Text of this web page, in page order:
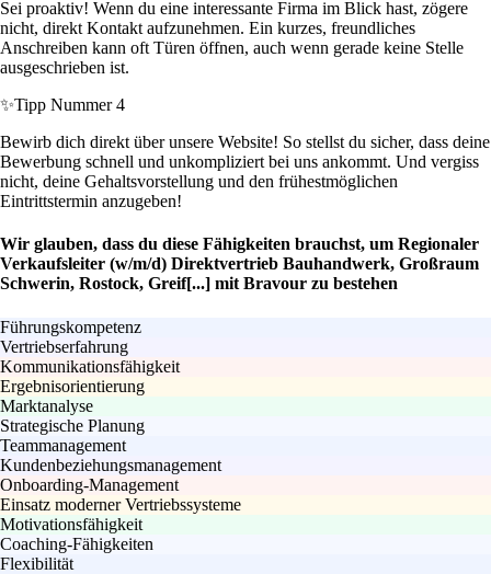
Sei proaktiv! Wenn du eine interessante Firma im Blick hast, zögere
nicht, direkt Kontakt aufzunehmen. Ein kurzes, freundliches
Anschreiben kann oft Türen öffnen, auch wenn gerade keine Stelle
ausgeschrieben ist.
✨Tipp Nummer 4
Bewirb dich direkt über unsere Website! So stellst du sicher, dass deine
Bewerbung schnell und unkompliziert bei uns ankommt. Und vergiss
nicht, deine Gehaltsvorstellung und den frühestmöglichen
Eintrittstermin anzugeben!
Wir glauben, dass du diese Fähigkeiten brauchst, um Regionaler
Verkaufsleiter (w/m/d) Direktvertrieb Bauhandwerk, Großraum
Schwerin, Rostock, Greif[...] mit Bravour zu bestehen
Führungskompetenz
Vertriebserfahrung
Kommunikationsfähigkeit
Ergebnisorientierung
Marktanalyse
Strategische Planung
Teammanagement
Kundenbeziehungsmanagement
Onboarding-Management
Einsatz moderner Vertriebssysteme
Motivationsfähigkeit
Coaching-Fähigkeiten
Flexibilität